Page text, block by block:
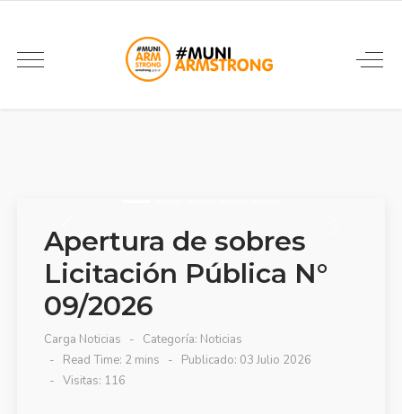
Apertura de sobres
Licitación Pública N°
09/2026
Carga Noticias Categoría: Noticias
Read Time: 2 mins
Publicado: 03 Julio 2026
Visitas: 116